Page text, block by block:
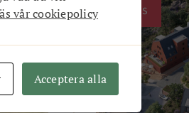
ANNONS
vår cookiepolicy
Acceptera alla